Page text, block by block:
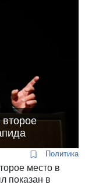
Политика
место в
показан в